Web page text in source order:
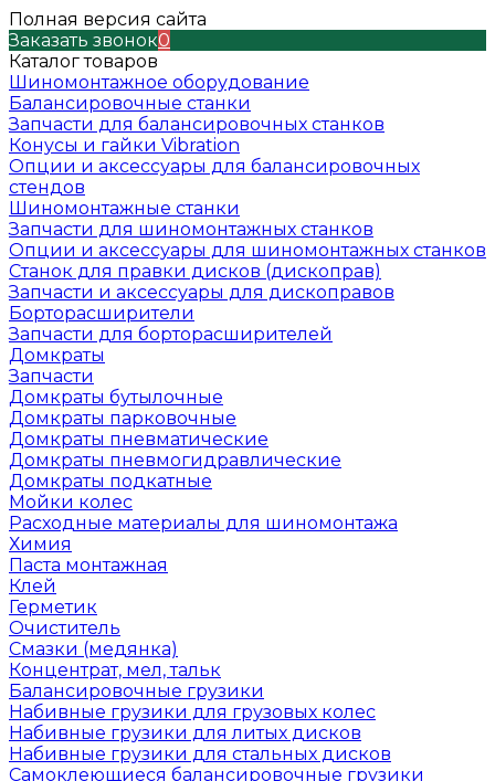
Полная версия сайта
Заказать звонок0
Каталог товаров
Шиномонтажное оборудование
Балансировочные станки
Запчасти для балансировочных станков
Конусы и гайки Vibration
Опции и аксессуары для балансировочных
стендов
Шиномонтажные станки
Запчасти для шиномонтажных станков
Опции и аксессуары для шиномонтажных станков
Станок для правки дисков (дископрав)
Запчасти и аксессуары для дископравов
Борторасширители
Запчасти для борторасширителей
Домкраты
Запчасти
Домкраты бутылочные
Домкраты парковочные
Домкраты пневматические
Домкраты пневмогидравлические
Домкраты подкатные
Мойки колес
Расходные материалы для шиномонтажа
Химия
Паста монтажная
Клей
Герметик
Очиститель
Смазки (медянка)
Концентрат, мел, тальк
Балансировочные грузики
Набивные грузики для грузовых колес
Набивные грузики для литых дисков
Набивные грузики для стальных дисков
Самоклеющиеся балансировочные грузики